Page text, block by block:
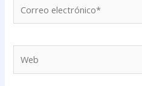
electrónico*